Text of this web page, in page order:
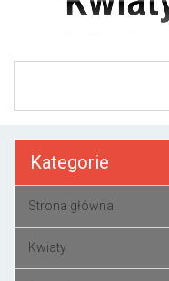
Kategorie
Strona główna
Kwiaty